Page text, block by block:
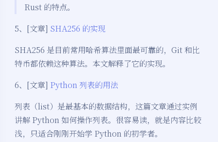
Rust 的特点。
5、[文章] SHA256 的实现
SHA256 是目前常用哈希算法里面最可靠的，Git 和比
特币都依赖这种算法。本文解释了它的实现。
6、[文章] Python 列表的用法
列表（list）是最基本的数据结构，这篇文章通过实例
讲解 Python 如何操作列表。很容易读，就是内容比较
浅，只适合刚刚开始学 Python 的初学者。